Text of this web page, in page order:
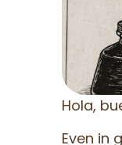
Hola,
Even in